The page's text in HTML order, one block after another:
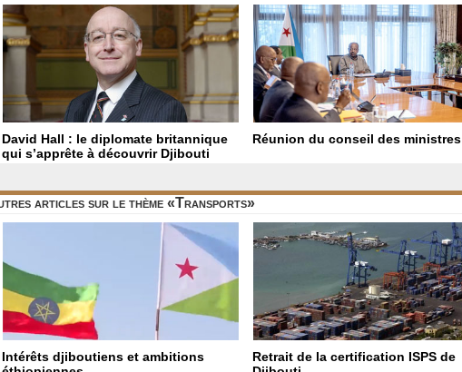
David Hall : le diplomate britannique
qui s’apprête à découvrir Djibouti
Réunion du conseil des ministres
articles sur le thème «Transports»
Intérêts djiboutiens et ambitions
Retrait de la certification ISPS de